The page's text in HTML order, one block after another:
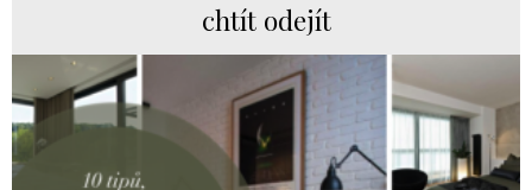
chtít odejít